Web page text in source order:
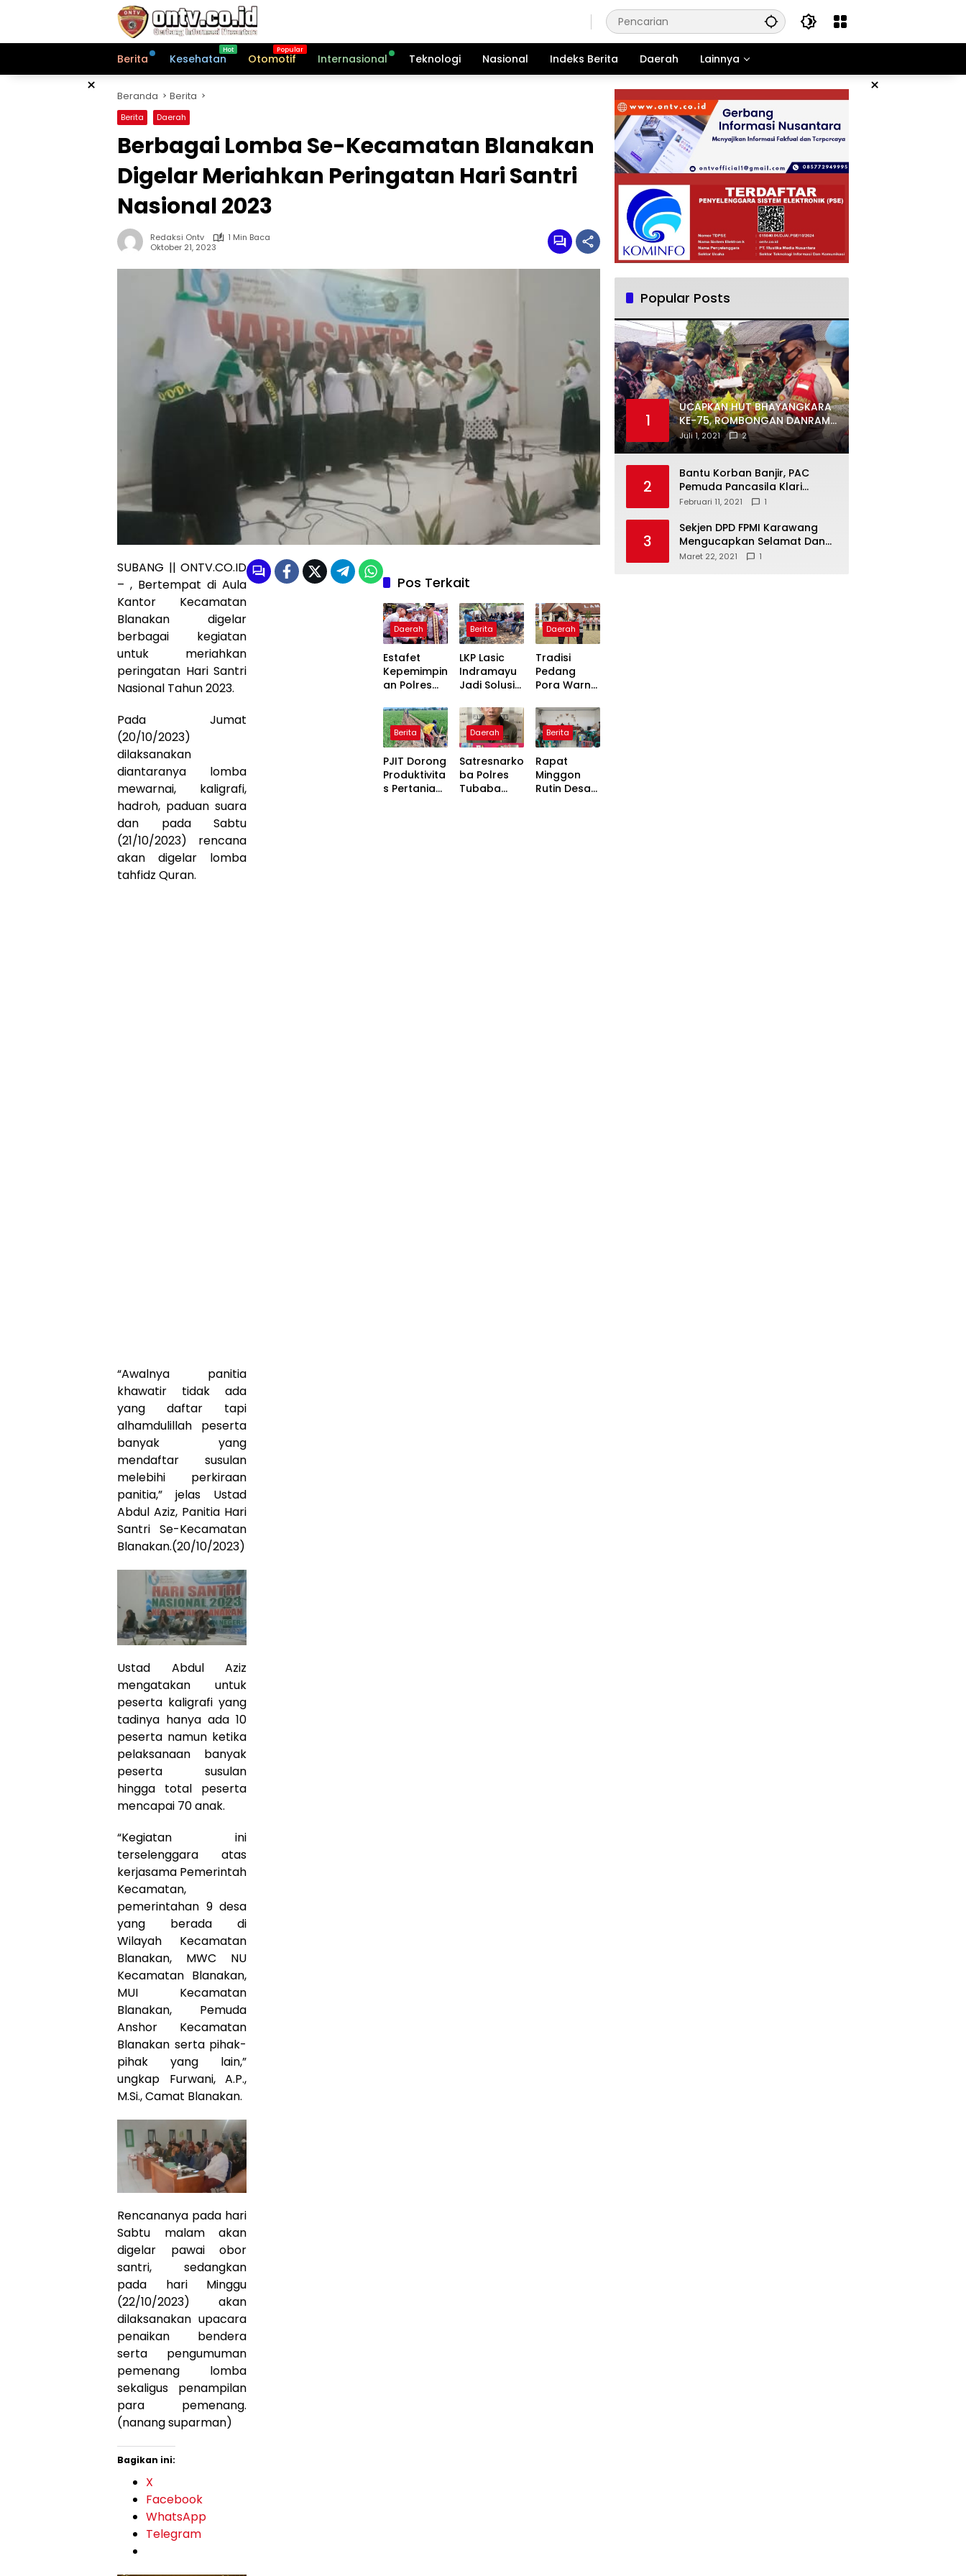
Berita Kesehatan Otomotif Internasional Teknologi Nasional Indeks Berita Daerah Lainnya
× ×
Beranda Berita
Berita Daerah
Berbagai Lomba Se-Kecamatan Blanakan
Digelar Meriahkan Peringatan Hari Santri
Nasional 2023
Redaksi Ontv
1 Min Baca
Oktober 21, 2023
SUBANG || ONTV.CO.ID
– , Bertempat di Aula
Kantor Kecamatan
Blanakan digelar
berbagai kegiatan
untuk meriahkan
peringatan Hari Santri
Nasional Tahun 2023.
Pada Jumat
(20/10/2023)
dilaksanakan
diantaranya lomba
mewarnai, kaligrafi,
hadroh, paduan suara
dan pada Sabtu
(21/10/2023) rencana
akan digelar lomba
tahfidz Quran.
“Awalnya panitia
khawatir tidak ada
yang daftar tapi
alhamdulillah peserta
banyak yang
mendaftar susulan
melebihi perkiraan
panitia,” jelas Ustad
Abdul Aziz, Panitia Hari
Santri Se-Kecamatan
Blanakan.(20/10/2023)
Ustad Abdul Aziz
mengatakan untuk
peserta kaligrafi yang
tadinya hanya ada 10
peserta namun ketika
pelaksanaan banyak
peserta susulan
hingga total peserta
mencapai 70 anak.
“Kegiatan ini
terselenggara atas
kerjasama Pemerintah
Kecamatan,
pemerintahan 9 desa
yang berada di
Wilayah Kecamatan
Blanakan, MWC NU
Kecamatan Blanakan,
MUI Kecamatan
Blanakan, Pemuda
Anshor Kecamatan
Blanakan serta pihak-
pihak yang lain,”
ungkap Furwani, A.P.,
M.Si., Camat Blanakan.
Rencananya pada hari
Sabtu malam akan
digelar pawai obor
santri, sedangkan
pada hari Minggu
(22/10/2023) akan
dilaksanakan upacara
penaikan bendera
serta pengumuman
pemenang lomba
sekaligus penampilan
para pemenang.
(nanang suparman)
Bagikan ini:
X
Facebook
WhatsApp
Telegram
Pos Terkait
Daerah
Estafet
Kepemimpin
an Polres
Bawang,
Tunggul
Kesatuan
Diserahkan
Berita
LKP Lasic
Indramayu
Jadi Solusi
gan Potensi
Diri
Daerah
Tradisi
Pedang
Pora Warnai
an Kapolres
Lampung
Utara yang
Berita
PJIT Dorong
Produktivita
s Pertanian
Daerah
Satresnarko
ba Polres
Tubaba
Berita
Rapat
Minggon
Rutin Desa
Popular Posts
1
UCAPKAN HUT BHAYANGKARA
KE-75, ROMBONGAN DANRAMIL
DAN CAMAT DATANGI
MAPOLSEK MUARAGEMBONG
Juli 1, 2021 2
2
Bantu Korban Banjir, PAC
Pemuda Pancasila Klari
Galang Donasi
Februari 11, 2021 1
3
Sekjen DPD FPMI Karawang
Mengucapkan Selamat Dan
Sukses Atas Kemenangan
Maret 22, 2021 1